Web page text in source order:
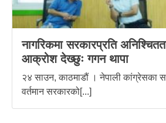
नागरिकमा सरकारप्रति
आक्रोश देख्छुः गगन थापा
२४ साउन, काठमाडौं । नेपाली कांग्रेसका
वर्तमान सरकारको[...]